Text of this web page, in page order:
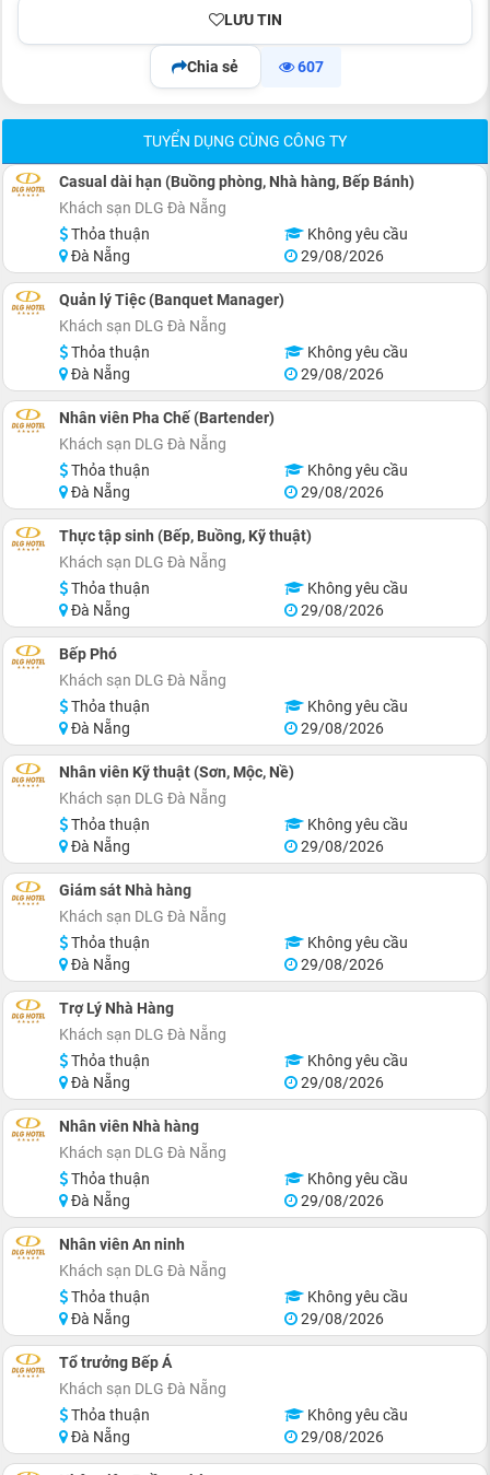
LƯU TIN
Chia sẻ 607
TUYỂN DỤNG CÙNG CÔNG TY
Casual dài hạn (Buồng phòng, Nhà hàng, Bếp Bánh)
Khách sạn DLG Đà Nẵng
Thỏa thuận
Không yêu cầu
Đà Nẵng
29/08/2026
Quản lý Tiệc (Banquet Manager)
Khách sạn DLG Đà Nẵng
Thỏa thuận
Không yêu cầu
Đà Nẵng
29/08/2026
Nhân viên Pha Chế (Bartender)
Khách sạn DLG Đà Nẵng
Thỏa thuận
Không yêu cầu
Đà Nẵng
29/08/2026
Thực tập sinh (Bếp, Buồng, Kỹ thuật)
Khách sạn DLG Đà Nẵng
Thỏa thuận
Không yêu cầu
Đà Nẵng
29/08/2026
Bếp Phó
Khách sạn DLG Đà Nẵng
Thỏa thuận
Không yêu cầu
Đà Nẵng
29/08/2026
Nhân viên Kỹ thuật (Sơn, Mộc, Nề)
Khách sạn DLG Đà Nẵng
Thỏa thuận
Không yêu cầu
Đà Nẵng
29/08/2026
Giám sát Nhà hàng
Khách sạn DLG Đà Nẵng
Thỏa thuận
Không yêu cầu
Đà Nẵng
29/08/2026
Trợ Lý Nhà Hàng
Khách sạn DLG Đà Nẵng
Thỏa thuận
Không yêu cầu
Đà Nẵng
29/08/2026
Nhân viên Nhà hàng
Khách sạn DLG Đà Nẵng
Thỏa thuận
Không yêu cầu
Đà Nẵng
29/08/2026
Nhân viên An ninh
Khách sạn DLG Đà Nẵng
Thỏa thuận
Không yêu cầu
Đà Nẵng
29/08/2026
Tổ trưởng Bếp Á
Khách sạn DLG Đà Nẵng
Thỏa thuận
Không yêu cầu
Đà Nẵng
29/08/2026